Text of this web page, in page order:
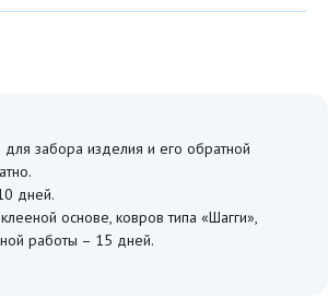
забора изделия и его обратной
дней.
основе, ковров типа «Шагги»,
работы – 15 дней.